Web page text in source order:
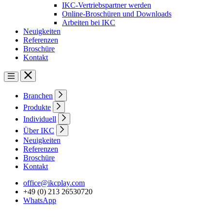
IKC-Vertriebspartner werden
Online-Broschüren und Downloads
Arbeiten bei IKC
Neuigkeiten
Referenzen
Broschüre
Kontakt
Branchen
Produkte
Individuell
Über IKC
Neuigkeiten
Referenzen
Broschüre
Kontakt
office@ikcplay.com
+49 (0) 213 26530720
WhatsApp